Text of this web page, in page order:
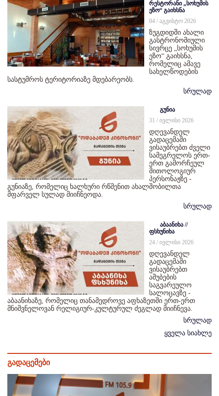
რესტორანი „სოხუმის
ეზო“ გაიხსნა
04 / აგვისტო 2026
ზუგდიდში ახალი
გასტრონომიული
სივრცე „სოხუმის
ეზო“ გაიხსნა,
რომელიც ამავე
სახელწოდების
სასტუმროს ტერიტორიაზე მდებარეობს.
სრულად
გუნია
31 / ივლისი 2026
დღევანდელ
გადაცემაში
ვისაუბრებთ ძველი
სამეგრელოს ერთ-
ერთ გამორჩეულ
მითოლოგიურ
პერსონაჟზე -
გუნიაზე, რომელიც ხალხური რწმენით ახალშობილთა
მფარველ სულად მიიჩნეოდა.
სრულად
აბაანიხა //
ფსხუნიხა
24 / ივლისი 2026
დღევანდელ
გადაცემაში
ვისაუბრებთ
აშუბების
საგვარეულო
სალოცავზე -
აბაანიხაზე, რომელიც თანამედროვე აფხაზეთში ერთ-ერთ
მნიშვნელოვან რელიგიურ-კულტურულ ძეგლად მიიჩნევა.
სრულად
ყველა სიახლე
გადაცემები